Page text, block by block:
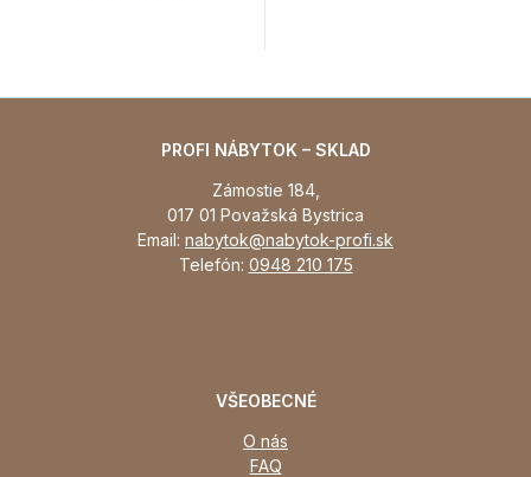
PROFI NÁBYTOK – SKLAD
Zámostie 184,
017 01 Považská Bystrica
Email: nabytok@nabytok-profi.sk
Telefón: 0948 210 175
VŠEOBECNÉ
O nás
FAQ